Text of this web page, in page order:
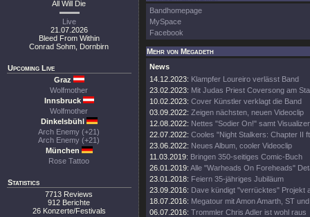
All Will Die
Live
21.07.2026
Bleed From Within
Conrad Sohm, Dornbirn
Upcoming Live
Graz
Wolfmother
Innsbruck
Wolfmother
Dinkelsbühl
Arch Enemy (+21)
Arch Enemy (+21)
München
Rose Tattoo
Statistics
7713 Reviews
912 Berichte
26 Konzerte/Festivals
Bandhomepage
MySpace
Facebook
Mehr von Megadeth
News
14.12.2023: Klampfer Loureiro verlässt Band
23.02.2023: Mit Judas Priest Coversong am
10.02.2023: Cover Künstler verklagt die Band
03.09.2022: Zeigen nächsten, neuen Videoclip
12.08.2022: Nettes "Sodier On!" samt Visualizer
22.07.2022: Cooles "Night Stalkers: Chapter II
23.06.2022: Neues Album, cooler Videoclip
11.03.2019: Bringen 350-seitiges Comic-Buch
26.01.2019: Alle "Warheads On Foreheads"
23.01.2018: Feiern 35-jähriges Jubiläum
23.09.2016: Dave kündigt "verrücktes" Projekt
18.07.2016: Megatour mit Amon Amarth, ST
06.07.2016: Trommler Chris Adler ist wohl raus